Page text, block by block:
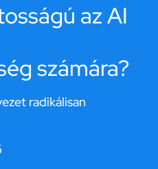
az AI
számára?
radikálisan